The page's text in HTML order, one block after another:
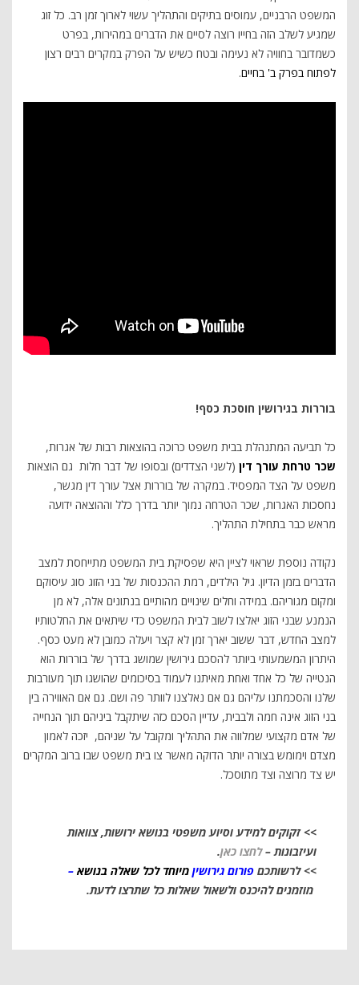
המשפט הרבניים, עמוסים בתיקים והתהליך עשוי לארוך זמן רב. כל זוג
שמגיע לשלב הזה בחייו רוצה לסיים את הדברים במהירות, בפרט
כשמדובר בחוויה לא נעימה ובטח כשיש על הפרק במקרים רבים רצון
לפתוח בפרק ב' בחיים.
בוררות בגירושין חוסכת כסף!
כל תביעה המתנהלת בבית משפט כרוכה בהוצאות רבות של אגרות,
שכר טרחת עורך דין (לשני הצדדים) ובסופו של דבר חלות גם הוצאות
משפט על הצד המפסיד. במקרה של בוררות אצל עורך דין מגשר,
נחסכות האגרות, שכר הטרחה נמוך יותר בדרך כלל וההוצאה ידועה
מראש כבר בתחילת התהליך.
נקודה נוספת שראוי לציין היא שפסיקת בית המשפט מתייחסת למצב
הדברים בזמן הדיון. גיל הילדים, רמת ההכנסות של בני הזוג סוג עיסוקם
ומקום מגוריהם. במידה וחלים שינויים מהותיים בנתונים אלה, לא מן
הנמנע שבני הזוג יאלצו לשוב לבית המשפט כדי שיתאים את החלטותיו
למצב החדש, דבר ששוב יארך זמן לא קצר ויעלה כמובן לא מעט כסף.
היתרון המשמעותי ביותר להסכם גירושין שמושג בדרך של בוררות הוא
הנטייה של כל אחד ואחת מאיתנו לעמוד בסיכומים שהושגו תוך מעורבות
שלנו והסכמתנו עליהם גם אם נאלצנו לוותר פה ושם. גם אם האווירה בין
בני הזוג אינה חמה ולבבית, עדיין הסכם כזה שיתקבל ביניהם תוך הנחייה
של אדם מקצועי שמלווה את התהליך ומקובל על שניהם, יזכה לאמון
מצדם וימומש בצורה יותר הדוקה מאשר צו בית משפט שבו ברוב המקרים
יש צד מרוצה וצד מתוסכל.
>> זקוקים למידע וסיוע משפטי בנושא ירושות, צוואות
ועיזבונות –לחצו כאן.
>> לרשותכם פורום גירושין מיוחד לכל שאלה בנושא –
מוזמנים להיכנס ולשאול שאלות כל שתרצו לדעת.